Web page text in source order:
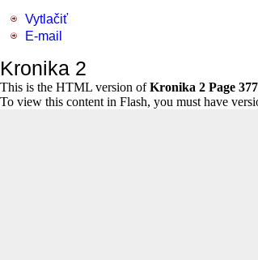
Vytlačiť
E-mail
Kronika 2
This is the HTML version ofKronika 2 Page 377
To view this content in Flash, you must have